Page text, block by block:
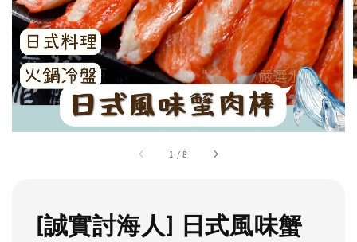
1 /8
[誠實討海人] 日式風味蟹